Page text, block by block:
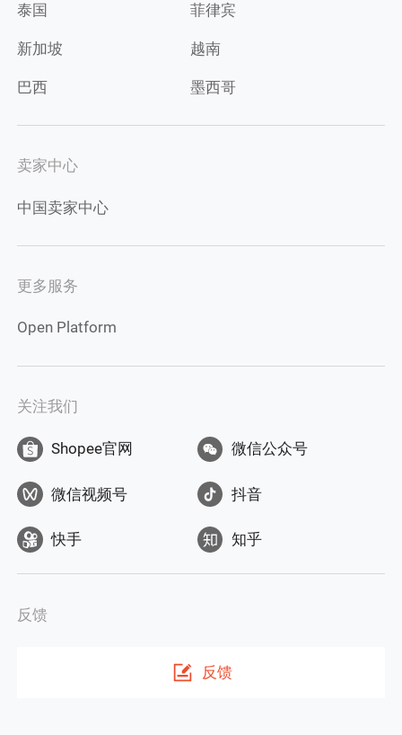
泰国 菲律宾
新加坡 越南
巴西 墨西哥
卖家中心
中国卖家中心
更多服务
Open Platform
关注我们
Shopee官网 微信公众号
微信视频号 抖音
快手 知乎
反馈
反馈